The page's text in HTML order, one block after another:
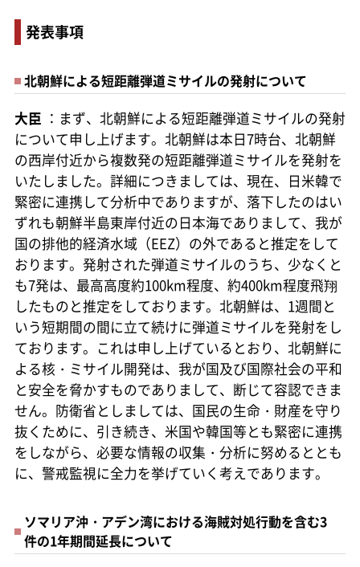
発表事項
北朝鮮による短距離弾道ミサイルの発射について
大臣 ：まず、北朝鮮による短距離弾道ミサイルの発射
について申し上げます。北朝鮮は本日7時台、北朝鮮
の西岸付近から複数発の短距離弾道ミサイルを発射を
いたしました。詳細につきましては、現在、日米韓で
緊密に連携して分析中でありますが、落下したのはい
ずれも朝鮮半島東岸付近の日本海でありまして、我が
国の排他的経済水域（EEZ）の外であると推定をして
おります。発射された弾道ミサイルのうち、少なくと
も7発は、最高高度約100km程度、約400km程度飛翔
したものと推定をしております。北朝鮮は、1週間と
いう短期間の間に立て続けに弾道ミサイルを発射をし
ております。これは申し上げているとおり、北朝鮮に
よる核・ミサイル開発は、我が国及び国際社会の平和
と安全を脅かすものでありまして、断じて容認できま
せん。防衛省としましては、国民の生命・財産を守り
抜くために、引き続き、米国や韓国等とも緊密に連携
をしながら、必要な情報の収集・分析に努めるととも
に、警戒監視に全力を挙げていく考えであります。
ソマリア沖・アデン湾における海賊対処行動を含む3
件の1年期間延長について